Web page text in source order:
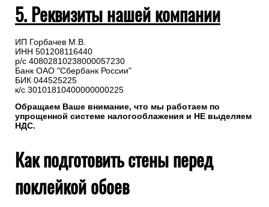
5. Реквизиты нашей компании
ИП Горбачев М.В.
ИНН 501208116440
р/с 40802810238000057230
Банк ОАО "Сбербанк России"
БИК 044525225
к/с 30101810400000000225
Обращаем Ваше внимание, что мы работаем по
упрощенной системе налогооблажения и НЕ выделяем
НДС.
Как подготовить стены перед
поклейкой обоев